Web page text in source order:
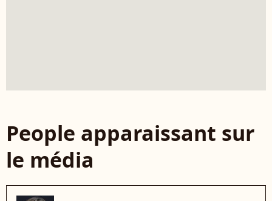
People apparaissant sur
le média